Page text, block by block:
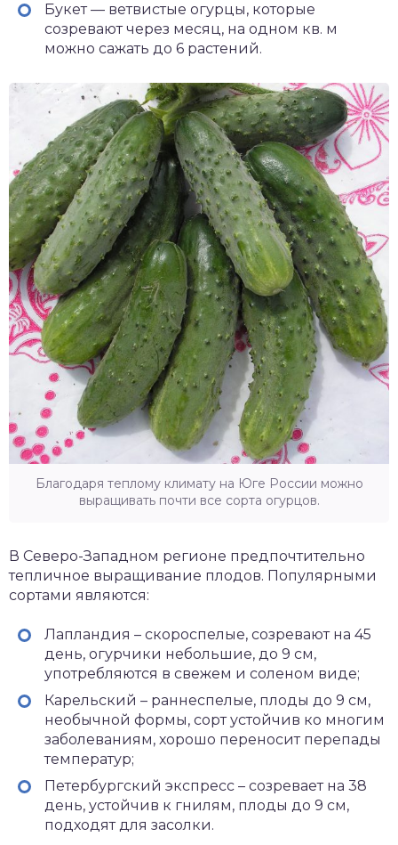
Букет — ветвистые огурцы, которые
созревают через месяц, на одном кв. м
можно сажать до 6 растений.
Благодаря теплому климату на Юге России можно
выращивать почти все сорта огурцов.
В Северо-Западном регионе предпочтительно
тепличное выращивание плодов. Популярными
сортами являются:
Лапландия – скороспелые, созревают на 45
день, огурчики небольшие, до 9 см,
употребляются в свежем и соленом виде;
Карельский – раннеспелые, плоды до 9 см,
необычной формы, сорт устойчив ко многим
заболеваниям, хорошо переносит перепады
температур;
Петербургский экспресс – созревает на 38
день, устойчив к гнилям, плоды до 9 см,
подходят для засолки.